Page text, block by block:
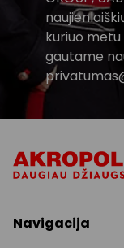
kuriuo
gautame
Navigacija